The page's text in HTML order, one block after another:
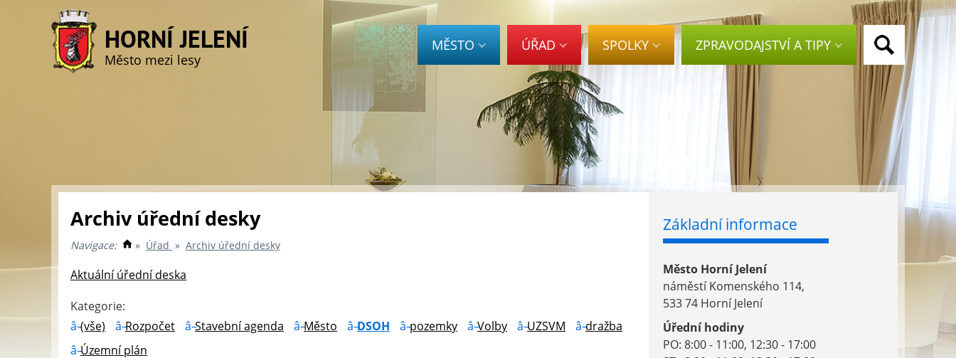
HORNÍ JELENÍ
Město mezi lesy
MĚSTO ÚŘAD SPOLKY ZPRAVODAJSTVÍ A TIPY
Archiv úřední desky
Navigace: » Úřad » Archiv úřední desky
Aktuální úřední deska
Kategorie:
(vše)
Rozpočet Stavební agenda Město DSOH pozemky Volby UZSVM
dražba
Územní plán
Základní informace
Město Horní Jelení
náměstí Komenského 114,
533 74 Horní Jelení
Úřední hodiny
PO: 8:00 - 11:00, 12:30 - 17:00